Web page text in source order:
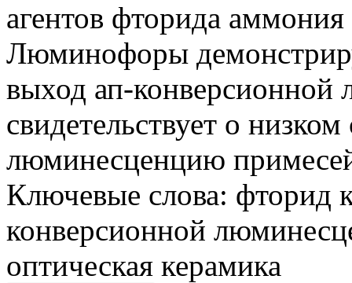
агентов фторида
Люминофоры
выход ап-
свидетельствует о
люминесценцию
Ключевые слова: фторид
конверсионной
оптическая керамика